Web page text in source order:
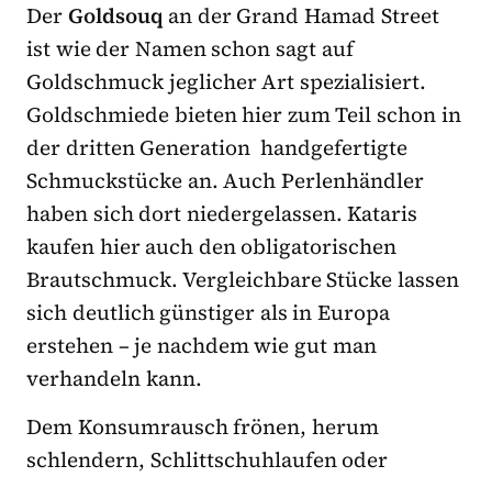
DerGoldsouq an der Grand Hamad Street
ist wie der Namen schon sagt auf
Goldschmuck jeglicher Art spezialisiert.
Goldschmiede bieten hier zum Teil schon in
der dritten Generation handgefertigte
Schmuckstücke an. Auch Perlenhändler
haben sich dort niedergelassen. Kataris
kaufen hier auch den obligatorischen
Brautschmuck. Vergleichbare Stücke lassen
sich deutlich günstiger als in Europa
erstehen – je nachdem wie gut man
verhandeln kann.
Dem Konsumrausch frönen, herum
schlendern, Schlittschuhlaufen oder